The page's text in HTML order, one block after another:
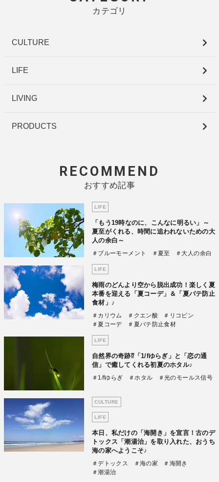
カテゴリ
CULTURE
LIFE
LIVING
PRODUCTS
RECOMMEND
おすすめ記事
LIFE
「もう19時なのに、こんなに明るい」～
夏至がくれる、時間に追われないための大
人の余白～
＃ブルーモーメント ＃夏至 ＃大人の余白
LIFE
梅雨のどんより空から脱出成功！楽しく夏
本番を迎える「夏コーデ」＆「夏バテ防止
食材」♪
＃カリウム ＃クエン酸
＃リコピン
＃夏コーデ
＃夏バテ防止食材
LIFE
自然界の奇跡⁉「1/fゆらぎ」と「恋の通
信」で癒してくれる初夏のホタル♪
＃1/fゆらぎ ＃ホタル ＃光のモールス信号
CULTURE
LIFE
本日、私だけの「海開き」を宣言！古のデ
トックス「潮湯治」を取り入れた、おうち
海の家へようこそ♪
＃デトックス ＃海の家
＃海開き
＃潮湯治